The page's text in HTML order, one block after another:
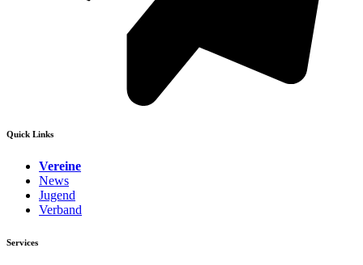
Quick Links
Vereine
News
Jugend
Verband
Services